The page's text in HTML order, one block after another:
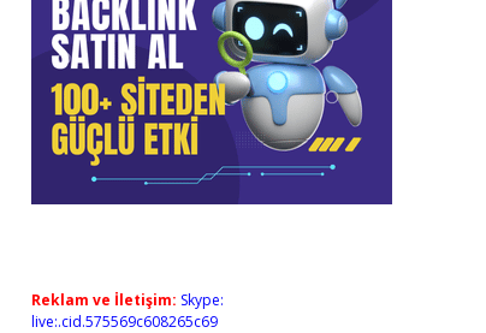
Reklam ve İletişim: Skype:
live:.cid.575569c608265c69